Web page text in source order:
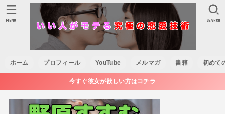
ホーム プロフィール YouTube メルマガ 書籍 初めて
SEARCH
MENU
今すぐ彼女が欲しい方はコチラ